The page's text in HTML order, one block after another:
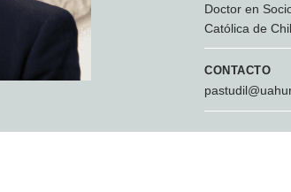
Doctor en
Católica de
CONTACTO